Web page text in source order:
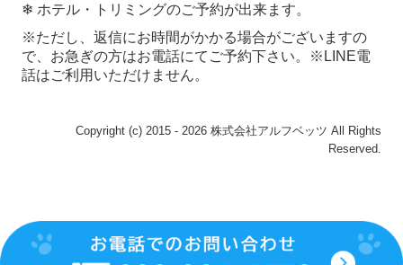
❄ ホテル・トリミングのご予約が出来ます。
※ただし、返信にお時間がかかる場合がございますの
で、お急ぎの方はお電話にてご予約下さい。 ※LINE電
話はご利用いただけません。
Copyright (c) 2015 - 2026 株式会社アルフベッツ All Rights
Reserved.